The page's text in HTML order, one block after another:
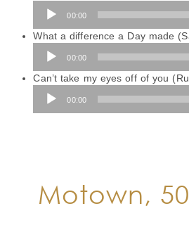
Audio-
Player
00:00
What a difference a Day made
Audio-
Player
00:00
Can’t take my eyes off of you
Audio-
Player
00:00
Motown,